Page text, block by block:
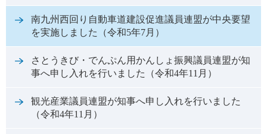
南九州西回り自動車道建設促進議員連盟が中央要望
を実施しました（令和5年7月）
さとうきび・でんぷん用かんしょ振興議員連盟が知
事へ申し入れを行いました（令和4年11月）
観光産業議員連盟が知事へ申し入れを行いました
（令和4年11月）